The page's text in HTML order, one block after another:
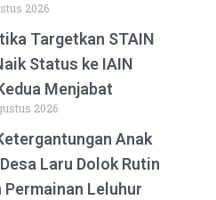
2026
Targetkan STAIN
Status ke IAIN
Menjabat
2026
Anak
Laru Dolok Rutin
Permainan Leluhur